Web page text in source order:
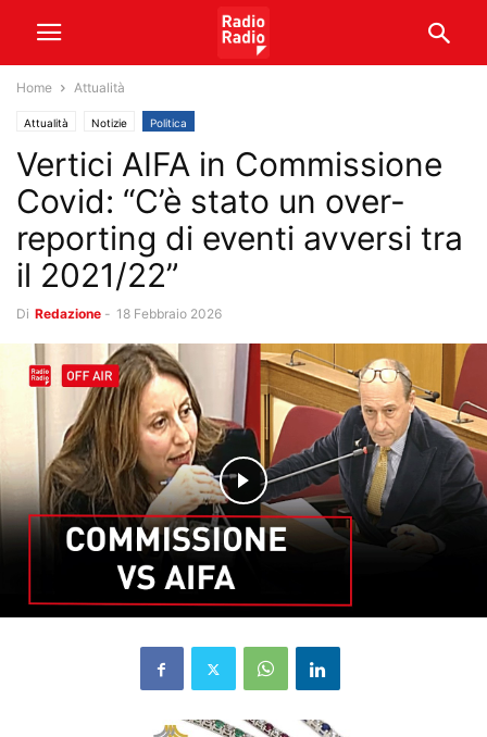
Home Attualità
Attualità Notizie Politica
Vertici AIFA in Commissione
Covid: “C’è stato un over-
reporting di eventi avversi tra
il 2021/22”
Di Redazione - 18 Febbraio 2026